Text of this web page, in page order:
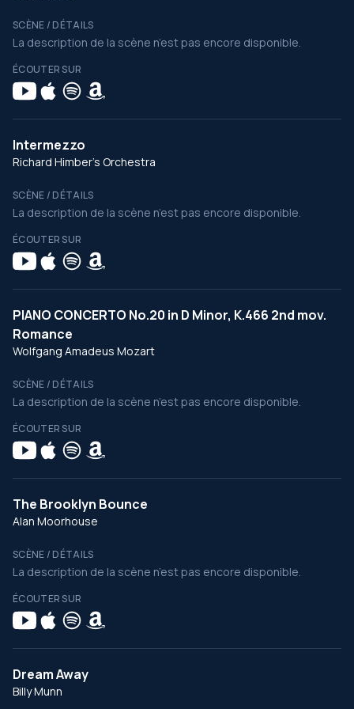
SCÈNE / DÉTAILS
La description de la scène n’est pas encore disponible.
ÉCOUTER SUR
Intermezzo
Richard Himber's Orchestra
SCÈNE / DÉTAILS
La description de la scène n’est pas encore disponible.
ÉCOUTER SUR
PIANO CONCERTO No.20 in D Minor, K.466 2nd mov.
Romance
Wolfgang Amadeus Mozart
SCÈNE / DÉTAILS
La description de la scène n’est pas encore disponible.
ÉCOUTER SUR
The Brooklyn Bounce
Alan Moorhouse
SCÈNE / DÉTAILS
La description de la scène n’est pas encore disponible.
ÉCOUTER SUR
Dream Away
Billy Munn